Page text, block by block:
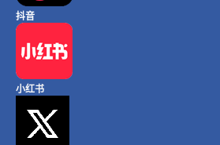
抖音
小红书